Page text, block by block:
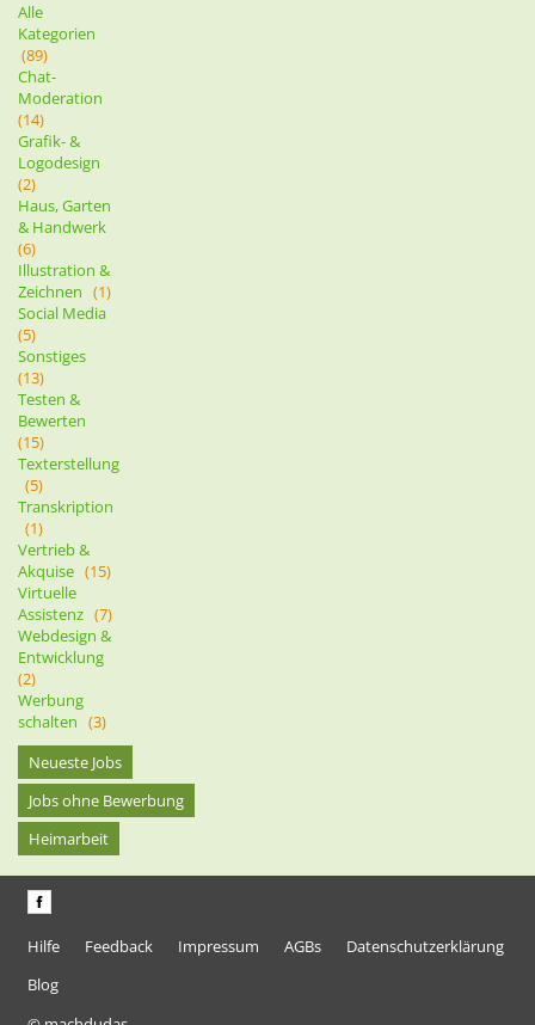
Alle
Kategorien
(89)
Chat-
Moderation
(14)
Grafik- &
Logodesign
(2)
Haus, Garten
& Handwerk
(6)
Illustration &
Zeichnen (1)
Social Media
(5)
Sonstiges
(13)
Testen &
Bewerten
(15)
Texterstellung
(5)
Transkription
(1)
Vertrieb &
Akquise (15)
Virtuelle
Assistenz (7)
Webdesign &
Entwicklung
(2)
Werbung
schalten (3)
Neueste Jobs
Jobs ohne Bewerbung
Heimarbeit
Hilfe Feedback Impressum AGBs
Datenschutzerklärung
Blog